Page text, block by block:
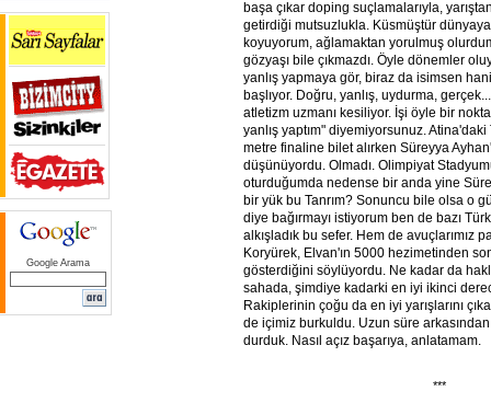
Google Arama
başa çıkar doping suçlamalarıyla,
getirdiği mutsuzlukla. Küsmüştür
koyuyorum, ağlamaktan yorulmuş
gözyaşı bile çıkmazdı. Öyle dönemler
yanlış yapmaya gör, biraz da isimsen
başlıyor. Doğru, yanlış, uydurma,
atletizm uzmanı kesiliyor. İşi öyle bir
yanlış yaptım" diyemiyorsunuz.
metre finaline bilet alırken Süreyya
düşünüyordu. Olmadı. Olimpiyat
oturduğumda nedense bir anda yine
bir yük bu Tanrım? Sonuncu bile olsa o
diye bağırmayı istiyorum ben de bazı
alkışladık bu sefer. Hem de avuçlarımız
Koryürek, Elvan'ın 5000 hezimetinden
gösterdiğini söylüyordu. Ne kadar da
sahada, şimdiye kadarki en iyi ikinci
Rakiplerinin çoğu da en iyi yarışlarını
de içimiz burkuldu. Uzun süre arkasından
durduk. Nasıl açız başarıya, anlatamam.
***